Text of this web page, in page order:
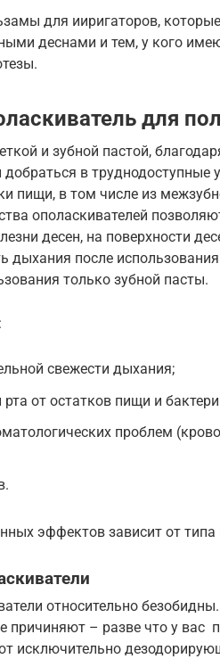
для ииригаторов,
деснами и тем, у кого
для
и зубной пастой,
в труднодоступные
пищи, в том числе из
ополаскивателей
десен, на поверхности
дыхания после
только зубной пасты.
свежести дыхания;
от остатков пищи и
проблем
эффектов зависит от типа
относительно
причиняют – разве что у вас
исключительно